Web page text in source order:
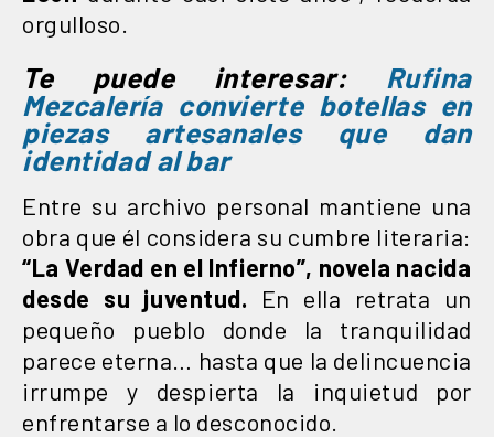
orgulloso.
Te puede interesar: Rufina
Mezcalería convierte botellas en
piezas artesanales que dan
identidad al bar
Entre su archivo personal mantiene una
obra que él considera su cumbre literaria:
“La Verdad en el Infierno”, novela nacida
desde su juventud. En ella retrata un
pequeño pueblo donde la tranquilidad
parece eterna… hasta que la delincuencia
irrumpe y despierta la inquietud por
enfrentarse a lo desconocido.